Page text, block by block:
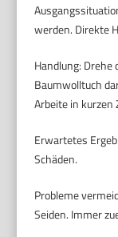
werden. Direkte
Handlung: Drehe
Baumwolltuch
Arbeite in kurzen
Erwartetes
Schäden.
Probleme
Seiden. Immer